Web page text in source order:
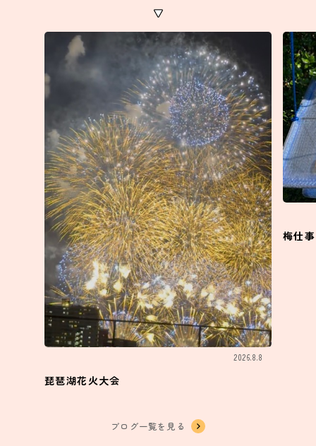
2026.8.8
琵琶湖花火大会
梅仕事
ブログ一覧を見る